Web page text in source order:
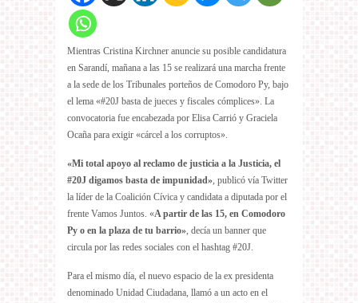
Mientras Cristina Kirchner anuncie su posible candidatura
en Sarandí, mañana a las 15 se realizará una marcha frente
a la sede de los Tribunales porteños de Comodoro Py, bajo
el lema «#20J basta de jueces y fiscales cómplices». La
convocatoria fue encabezada por Elisa Carrió y Graciela
Ocaña para exigir «cárcel a los corruptos».
«Mi total apoyo al reclamo de justicia a la Justicia, el
#20J digamos basta de impunidad» , publicó vía Twitter
la líder de la Coalición Cívica y candidata a diputada por el
frente Vamos Juntos. «A partir de las 15, en Comodoro
Py o en la plaza de tu barrio» , decía un banner que
circula por las redes sociales con el hashtag #20J.
Para el mismo día, el nuevo espacio de la ex presidenta
denominado Unidad Ciudadana, llamó a un acto en el